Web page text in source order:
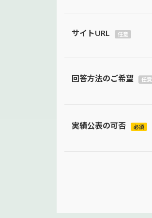
サイトURL 任意
回答方法のご希望 任意
実績公表の可否 必須